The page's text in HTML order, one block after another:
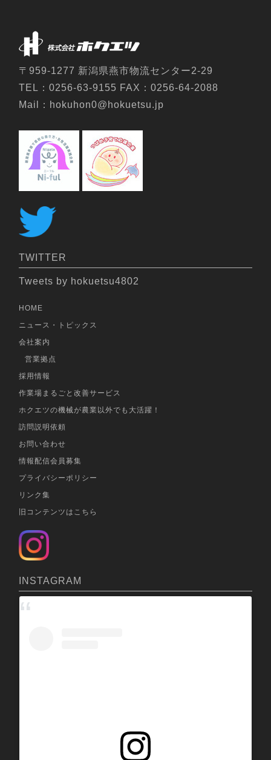
〒959-1277 新潟県燕市物流センター2-29
TEL：0256-63-9155 FAX：0256-64-2088
Mail：hokuhon0@hokuetsu.jp
TWITTER
Tweets by hokuetsu4802
HOME
ニュース・トピックス
会社案内
営業拠点
採用情報
作業場まるごと改善サービス
ホクエツの機械が農業以外でも大活躍！
訪問説明依頼
お問い合わせ
情報配信会員募集
プライバシーポリシー
リンク集
旧コンテンツはこちら
INSTAGRAM